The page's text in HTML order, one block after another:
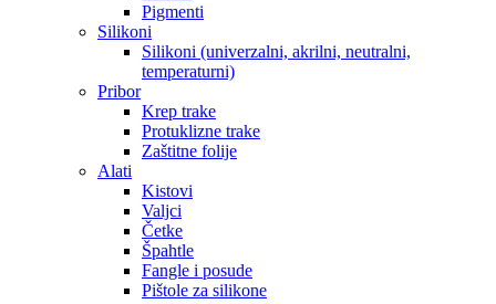
Pigmenti
Silikoni
Silikoni (univerzalni, akrilni, neutralni,
temperaturni)
Pribor
Krep trake
Protuklizne trake
Zaštitne folije
Alati
Kistovi
Valjci
Četke
Špahtle
Fangle i posude
Pištole za silikone